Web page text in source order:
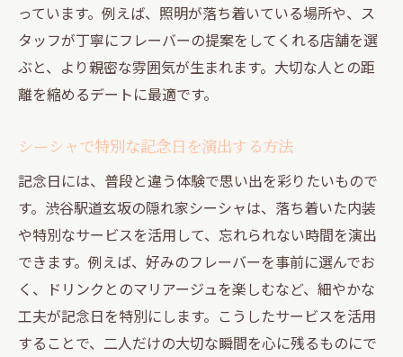
っています。例えば、照明が落ち着いている場所や、ス
タッフが丁寧にフレーバーの提案をしてくれる店舗を選
ぶと、より親密な雰囲気が生まれます。大切な人との距
離を縮めるデートに最適です。
シーシャで特別な記念日を演出する方法
記念日には、普段と違う体験で思い出を彩りたいもので
す。渋谷駅道玄坂の隠れ家シーシャは、落ち着いた内装
や特別なサービスを活用して、忘れられない時間を演出
できます。例えば、好みのフレーバーを事前に選んでお
く、ドリンクとのマリアージュを楽しむなど、細やかな
工夫が記念日を特別にします。こうしたサービスを活用
することで、二人だけの大切な瞬間を心に残るものにで